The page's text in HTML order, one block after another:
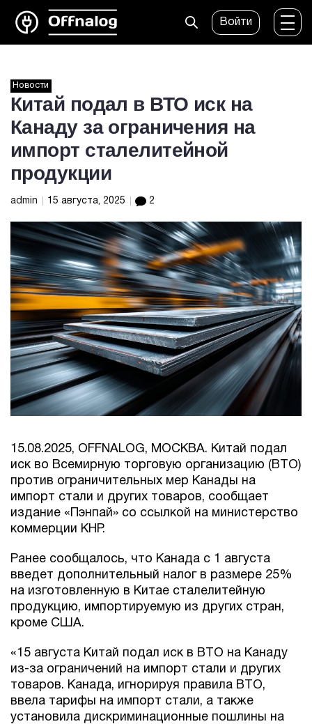
Войти
Новости
Китай подал в ВТО иск на
Канаду за ограничения на
импорт сталелитейной
продукции
admin 15 августа, 2025 2
15.08.2025, OFFNALOG, МОСКВА. Китай подал
иск во Всемирную торговую организацию (ВТО)
против ограничительных мер Канады на
импорт стали и других товаров, сообщает
издание «Пэнпай» со ссылкой на министерство
коммерции КНР.
Ранее сообщалось, что Канада с 1 августа
введет дополнительный налог в размере 25%
на изготовленную в Китае сталелитейную
продукцию, импортируемую из других стран,
кроме США.
«15 августа Китай подал иск в ВТО на Канаду
из-за ограничений на импорт стали и других
товаров. Канада, игнорируя правила ВТО,
ввела тарифы на импорт стали, а также
установила дискриминационные пошлины на